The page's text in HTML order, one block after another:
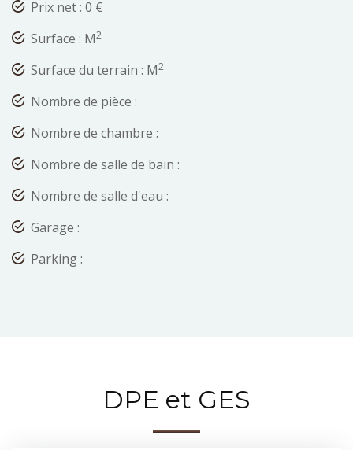
Prix net : 0 €
Surface : M2
Surface du terrain : M2
Nombre de pièce :
Nombre de chambre :
Nombre de salle de bain :
Nombre de salle d'eau :
Garage :
Parking :
DPE et GES